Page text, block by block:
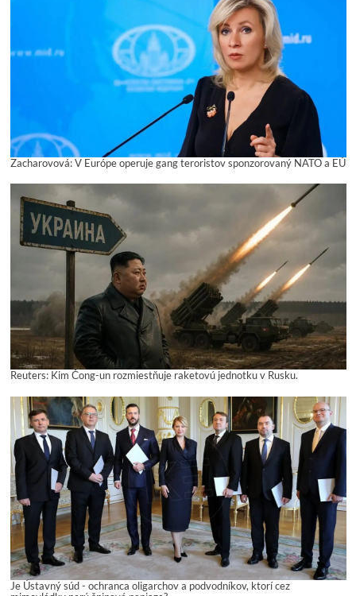
Zacharovová: V Európe operuje gang teroristov sponzorovaný NATO a EÚ
Reuters: Kim Čong-un rozmiestňuje raketovú jednotku v Rusku.
Je Ústavný súd - ochranca oligarchov a podvodníkov, ktorí cez